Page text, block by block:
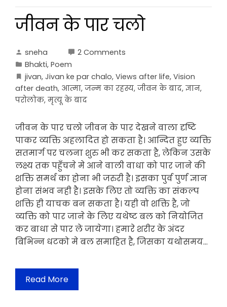
जीवन के पार चलो
sneha
2 Comments
Bhakti, Poem
jivan, Jivan ke par chalo, Views after life, Vision
after death, आत्मा, जन्म का रहस्य, जीवन के बाद, ज्ञान,
परोलोक, मृत्यू के बाद
जीवन के पार चलो जीवन के पार देखने वाला दृष्टि
पाकर व्यक्ति अहलादित हो सकता है। आन्दित हुए व्यक्ति
सतमार्ग पर चलना शुरु भी कर सकता है, लेकिन उसके
लक्ष्य तक पहुँचने मे आने वाली वाधा को पार जाने की
शक्ति समर्थ का होना भी जरुरी है। इसका पुर्व पुर्ण ज्ञान
होना संभव नही है। इसके लिए तो व्यक्ति का संकल्प
शक्ति ही याचक बन सकता है। यही वो शक्ति है, जो
व्यक्ति को पार जाने के लिए यथेष्ट बल को नियोजित
कर बाधा से पार ले जायेगा। हमारे शरीर के अंदर
बिभिन्न धटको मे बल समाहित है, जिसका यथोसमय…
Read More